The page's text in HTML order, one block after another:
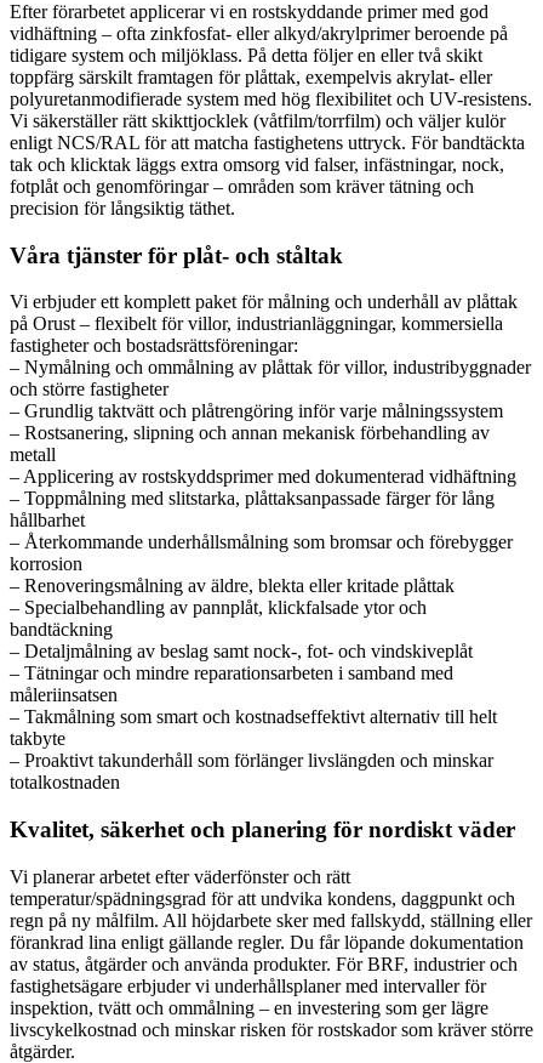
Efter förarbetet applicerar vi en rostskyddande primer med god
vidhäftning – ofta zinkfosfat- eller alkyd/akrylprimer beroende på
tidigare system och miljöklass. På detta följer en eller två skikt
toppfärg särskilt framtagen för plåttak, exempelvis akrylat- eller
polyuretanmodifierade system med hög flexibilitet och UV-resistens.
Vi säkerställer rätt skikttjocklek (våtfilm/torrfilm) och väljer kulör
enligt NCS/RAL för att matcha fastighetens uttryck. För bandtäckta
tak och klicktak läggs extra omsorg vid falser, infästningar, nock,
fotplåt och genomföringar – områden som kräver tätning och
precision för långsiktig täthet.
Våra tjänster för plåt- och ståltak
Vi erbjuder ett komplett paket för målning och underhåll av plåttak
på Orust – flexibelt för villor, industrianläggningar, kommersiella
fastigheter och bostadsrättsföreningar:
– Nymålning och ommålning av plåttak för villor, industribyggnader
och större fastigheter
– Grundlig taktvätt och plåtrengöring inför varje målningssystem
– Rostsanering, slipning och annan mekanisk förbehandling av
metall
– Applicering av rostskyddsprimer med dokumenterad vidhäftning
– Toppmålning med slitstarka, plåttaksanpassade färger för lång
hållbarhet
– Återkommande underhållsmålning som bromsar och förebygger
korrosion
– Renoveringsmålning av äldre, blekta eller kritade plåttak
– Specialbehandling av pannplåt, klickfalsade ytor och
bandtäckning
– Detaljmålning av beslag samt nock-, fot- och vindskiveplåt
– Tätningar och mindre reparationsarbeten i samband med
måleriinsatsen
– Takmålning som smart och kostnadseffektivt alternativ till helt
takbyte
– Proaktivt takunderhåll som förlänger livslängden och minskar
totalkostnaden
Kvalitet, säkerhet och planering för nordiskt väder
Vi planerar arbetet efter väderfönster och rätt
temperatur/spädningsgrad för att undvika kondens, daggpunkt och
regn på ny målfilm. All höjdarbete sker med fallskydd, ställning eller
förankrad lina enligt gällande regler. Du får löpande dokumentation
av status, åtgärder och använda produkter. För BRF, industrier och
fastighetsägare erbjuder vi underhållsplaner med intervaller för
inspektion, tvätt och ommålning – en investering som ger lägre
livscykelkostnad och minskar risken för rostskador som kräver större
åtgärder.